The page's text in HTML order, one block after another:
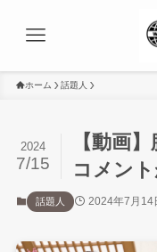
ホーム 話題人
【動画
コメン
2024
7/15
話題人 2024年7月14